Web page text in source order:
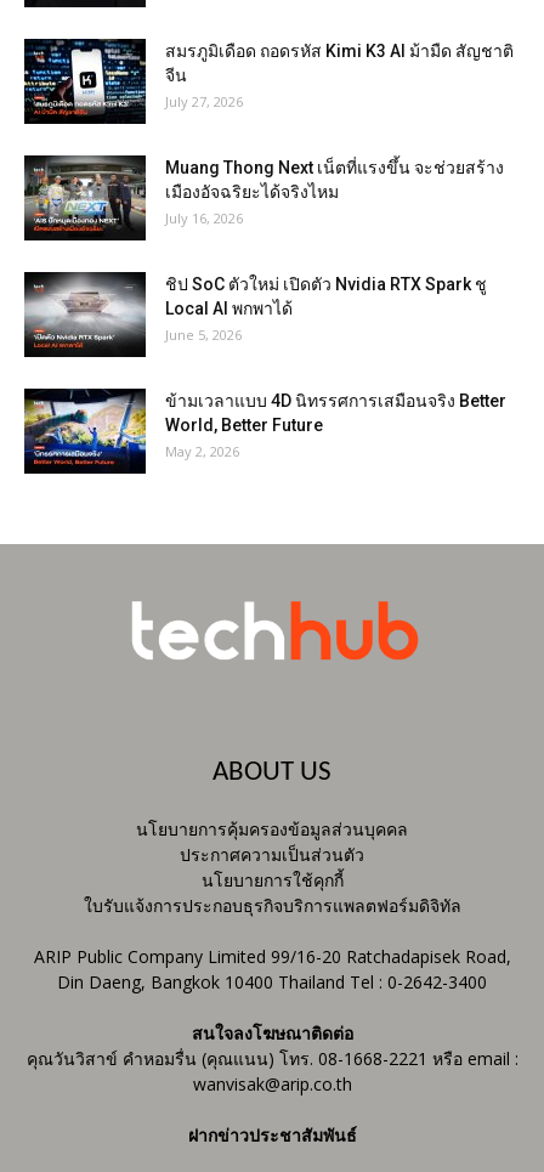
สมรภูมิเดือด ถอดรหัส Kimi K3 AI ม้ามืด สัญชาติ
จีน
July 27, 2026
Muang Thong Next เน็ตที่แรงขึ้น จะช่วยสร้าง
เมืองอัจฉริยะได้จริงไหม
July 16, 2026
ชิป SoC ตัวใหม่ เปิดตัว Nvidia RTX Spark ชู
Local AI พกพาได้
June 5, 2026
ข้ามเวลาแบบ 4D นิทรรศการเสมือนจริง Better
World, Better Future
May 2, 2026
ABOUT US
นโยบายการคุ้มครองข้อมูลส่วนบุคคล
ประกาศความเป็นส่วนตัว
นโยบายการใช้คุกกี้
ใบรับแจ้งการประกอบธุรกิจบริการแพลตฟอร์มดิจิทัล
ARIP Public Company Limited 99/16-20 Ratchadapisek Road,
Din Daeng, Bangkok 10400 Thailand Tel : 0-2642-3400
สนใจลงโฆษณาติดต่อ
คุณวันวิสาข์ คำหอมรื่น (คุณแนน) โทร. 08-1668-2221 หรือ email :
wanvisak@arip.co.th
ฝากข่าวประชาสัมพันธ์